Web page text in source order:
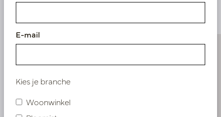
E-mail
Kies je branche
Woonwinkel